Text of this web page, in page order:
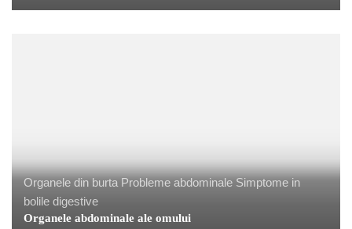
Organele din burta Probleme abdominale Simptome in
bolile digestive
Organele abdominale ale omului